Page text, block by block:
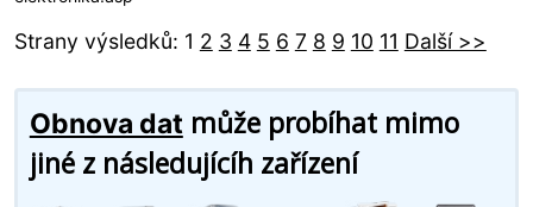
Strany výsledků: 1 2 3 4 5 6 7 8 9 10 11 Další >>
Obnova datmůže probíhat mimo
jiné z následujícíh zařízení